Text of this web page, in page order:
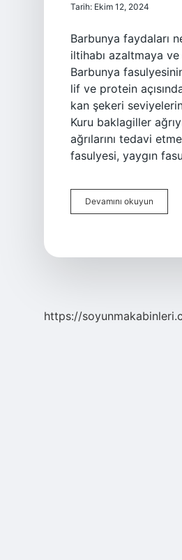
Tarih: Ekim 12, 2024
Barbunya faydaları
iltihabı azaltmaya ve
Barbunya
lif ve protein
kan şekeri
Kuru baklagiller
ağrılarını tedavi
fasulyesi, yaygın
Devamını okuyun
Faydalı
https://